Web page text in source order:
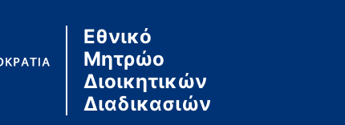
Εθνικό
Μητρώο
Διοικητικών
Διαδικασιών